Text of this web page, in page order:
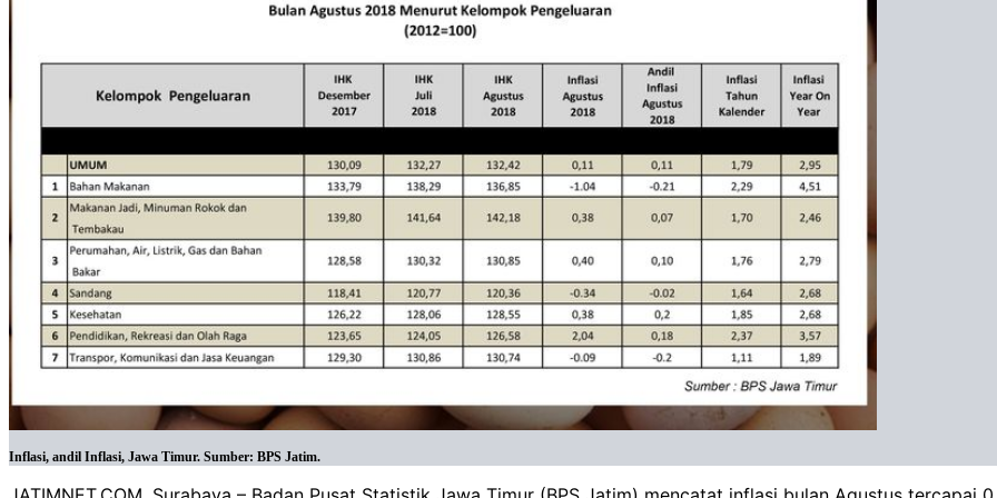
Inflasi, andil Inflasi, Jawa Timur. Sumber: BPS Jatim.